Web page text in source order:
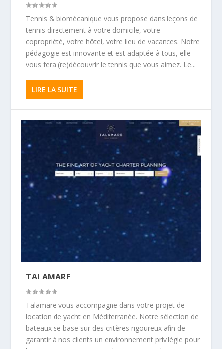
Tennis & biomécanique vous propose dans leçons de
tennis directement à votre domicile, votre
copropriété, votre hôtel, votre lieu de vacances. Notre
pédagogie est innovante et est adaptée à tous, elle
vous fera (re)découvrir le tennis que vous aimez. Le...
LIRE LA SUITE
TALAMARE
Talamare vous accompagne dans votre projet de
location de yacht en Méditerranée. Notre sélection de
bateaux se base sur des critères rigoureux afin de
garantir à nos clients un environnement privilégie pour